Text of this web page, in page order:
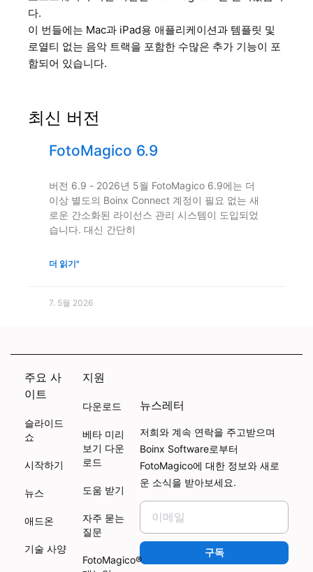
다.
이 번들에는 Mac과 iPad용 애플리케이션과 템플릿 및
로열티 없는 음악 트랙을 포함한 수많은 추가 기능이 포
함되어 있습니다.
최신 버전
FotoMagico 6.9
버전 6.9 - 2026년 5월 FotoMagico 6.9에는 더
이상 별도의 Boinx Connect 계정이 필요 없는 새
로운 간소화된 라이선스 관리 시스템이 도입되었
습니다. 대신 간단히
더 읽기"
7. 5월 2026
주요 사
이트
슬라이드
쇼
시작하기
뉴스
애드온
기술 사양
지원
다운로드
베타 미리
보기 다운
로드
도움 받기
자주 묻는
질문
FotoMagico®
뉴스레터
저희와 계속 연락을 주고받으며
Boinx Software로부터
FotoMagico에 대한 정보와 새로
운 소식을 받아보세요.
구독